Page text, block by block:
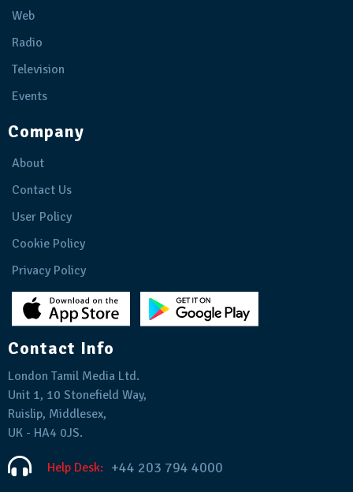
Web
Radio
Television
Events
Company
About
Contact Us
User Policy
Cookie Policy
Privacy Policy
Contact Info
London Tamil Media Ltd.
Unit 1, 10 Stonefield Way,
Ruislip, Middlesex,
UK - HA4 0JS.
Help Desk: +44 203 794 4000